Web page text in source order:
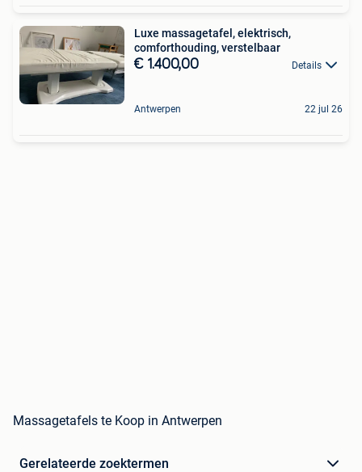
Luxe massagetafel, elektrisch,
comforthouding, verstelbaar
€ 1.400,00 Details
Antwerpen 22 jul 26
Massagetafels te Koop in Antwerpen
Gerelateerde zoektermen